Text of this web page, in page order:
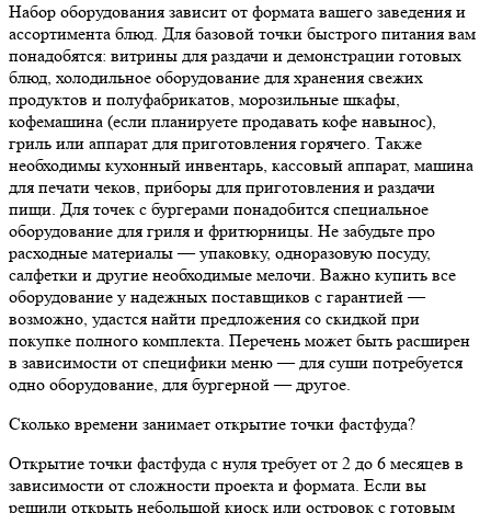
Набор оборудования зависит от формата вашего заведения и
ассортимента блюд. Для базовой точки быстрого питания вам
понадобятся: витрины для раздачи и демонстрации готовых
блюд, холодильное оборудование для хранения свежих
продуктов и полуфабрикатов, морозильные шкафы,
кофемашина (если планируете продавать кофе навынос),
гриль или аппарат для приготовления горячего. Также
необходимы кухонный инвентарь, кассовый аппарат, машина
для печати чеков, приборы для приготовления и раздачи
пищи. Для точек с бургерами понадобится специальное
оборудование для гриля и фритюрницы. Не забудьте про
расходные материалы — упаковку, одноразовую посуду,
салфетки и другие необходимые мелочи. Важно купить все
оборудование у надежных поставщиков с гарантией —
возможно, удастся найти предложения со скидкой при
покупке полного комплекта. Перечень может быть расширен
в зависимости от специфики меню — для суши потребуется
одно оборудование, для бургерной — другое.
Сколько времени занимает открытие точки фастфуда?
Открытие точки фастфуда с нуля требует от 2 до 6 месяцев в
зависимости от сложности проекта и формата. Если вы
решили открыть небольшой киоск или островок с готовым